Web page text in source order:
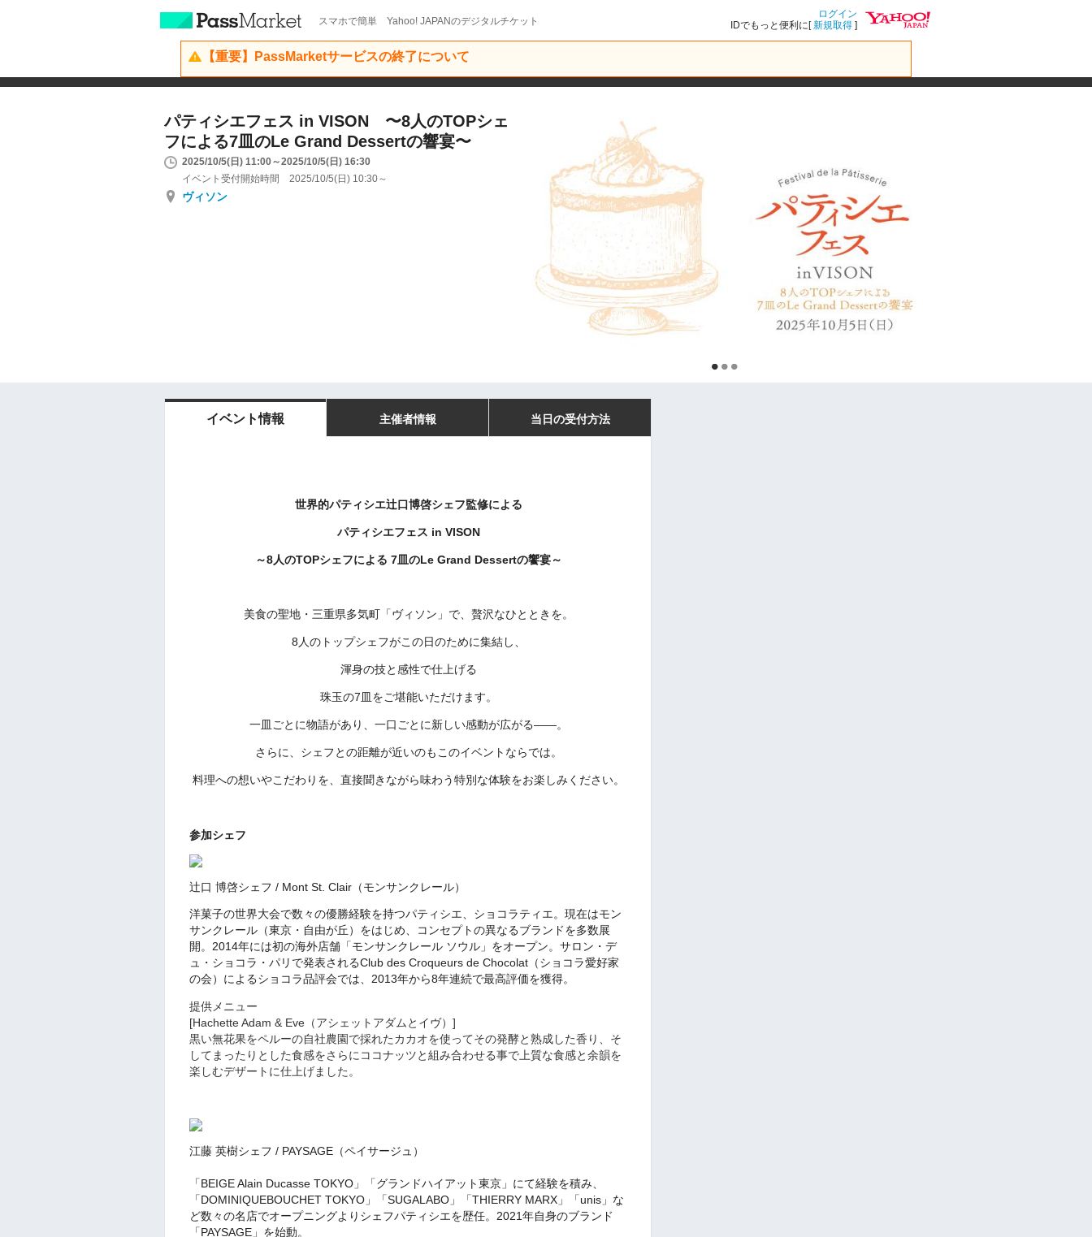
スマホで簡単 Yahoo! JAPANのデジタルチケット
ログイン
IDでもっと便利に[新規取得 ]
【重要】PassMarketサービスの終了について
パティシエフェス in VISON 〜8人のTOPシェ
フによる7皿のLe Grand Dessertの響宴〜
2025/10/5(日) 11:00～2025/10/5(日) 16:30
イベント受付開始時間 2025/10/5(日) 10:30～
ヴィソン
イベント情報 主催者情報 当日の受付方法
世界的パティシエ辻口博啓シェフ監修による
パティシエフェス in VISON
～8人のTOPシェフによる 7皿のLe Grand Dessertの饗宴～
美食の聖地・三重県多気町「ヴィソン」で、贅沢なひとときを。
8人のトップシェフがこの日のために集結し、
渾身の技と感性で仕上げる
珠玉の7皿をご堪能いただけます。
一皿ごとに物語があり、一口ごとに新しい感動が広がる――。
さらに、シェフとの距離が近いのもこのイベントならでは。
料理への想いやこだわりを、直接聞きながら味わう特別な体験をお楽しみください。
参加シェフ
辻口 博啓シェフ / Mont St. Clair（モンサンクレール）
洋菓子の世界大会で数々の優勝経験を持つパティシエ、ショコラティエ。現在はモン
サンクレール（東京・自由が丘）をはじめ、コンセプトの異なるブランドを多数展
開。2014年には初の海外店舗「モンサンクレール ソウル」をオープン。サロン・デ
ュ・ショコラ・パリで発表されるClub des Croqueurs de Chocolat（ショコラ愛好家
の会）によるショコラ品評会では、2013年から8年連続で最高評価を獲得。
提供メニュー
[Hachette Adam & Eve（アシェットアダムとイヴ）]
黒い無花果をペルーの自社農園で採れたカカオを使ってその発酵と熟成した香り、そ
してまったりとした食感をさらにココナッツと組み合わせる事で上質な食感と余韻を
楽しむデザートに仕上げました。
江藤 英樹シェフ / PAYSAGE（ペイサージュ）
「BEIGE Alain Ducasse TOKYO」「グランドハイアット東京」にて経験を積み、
「DOMINIQUEBOUCHET TOKYO」「SUGALABO」
「THIERRY MARX」「unis」な
ど数々の名店でオープニングよりシェフパティシエを歴任。 2021年自身のブランド
「PAYSAGE」を始動。